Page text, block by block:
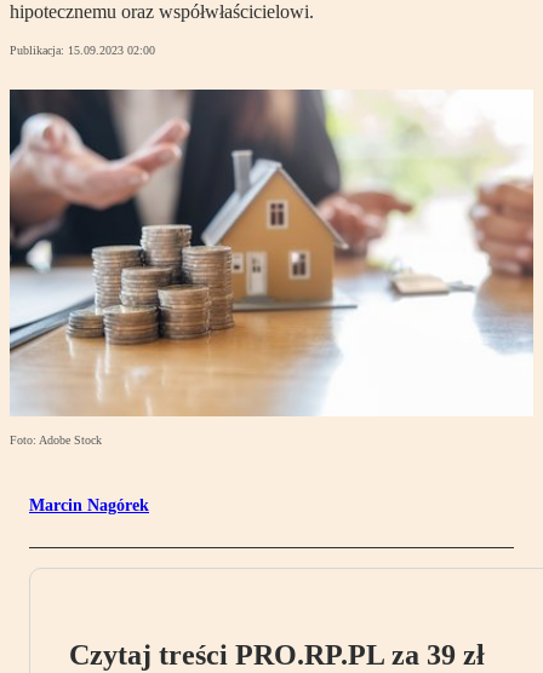
hipotecznemu oraz współwłaścicielowi.
Publikacja: 15.09.2023 02:00
Foto: Adobe Stock
Marcin Nagórek
Czytaj treści PRO.RP.PL za 39 zł